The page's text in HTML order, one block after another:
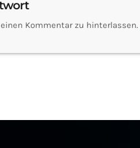
Kommentar zu hinterlassen.